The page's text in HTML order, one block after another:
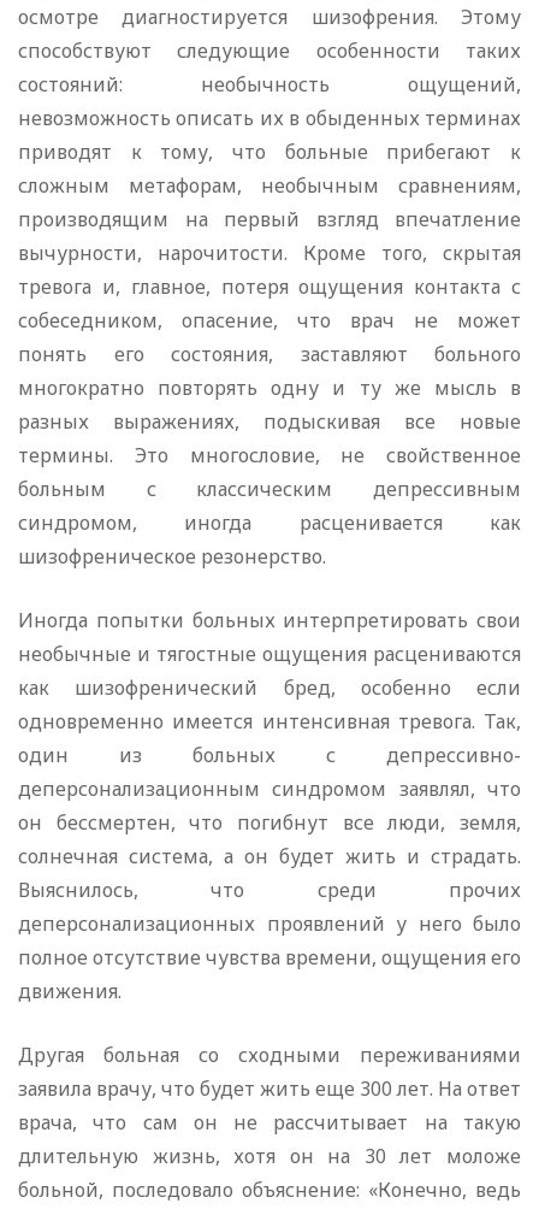
осмотре диагностируется шизофрения. Этому
способствуют следующие особенности таких
состояний: необычность ощущений,
невозможность описать их в обыденных терминах
приводят к тому, что больные прибегают к
сложным метафорам, необычным сравнениям,
производящим на первый взгляд впечатление
вычурности, нарочитости. Кроме того, скрытая
тревога и, главное, потеря ощущения контакта с
собеседником, опасение, что врач не может
понять его состояния, заставляют больного
многократно повторять одну и ту же мысль в
разных выражениях, подыскивая все новые
термины. Это многословие, не свойственное
больным с классическим депрессивным
синдромом, иногда расценивается как
шизофреническое резонерство.
Иногда попытки больных интерпретировать свои
необычные и тягостные ощущения расцениваются
как шизофренический бред, особенно если
одновременно имеется интенсивная тревога. Так,
один из больных с депрессивно-
деперсонализационным синдромом заявлял, что
он бессмертен, что погибнут все люди, земля,
солнечная система, а он будет жить и страдать.
Выяснилось, что среди прочих
деперсонализационных проявлений у него было
полное отсутствие чувства времени, ощущения его
движения.
Другая больная со сходными переживаниями
заявила врачу, что будет жить еще 300 лет. На ответ
врача, что сам он не рассчитывает на такую
длительную жизнь, хотя он на 30 лет моложе
больной, последовало объяснение: «Конечно, ведь